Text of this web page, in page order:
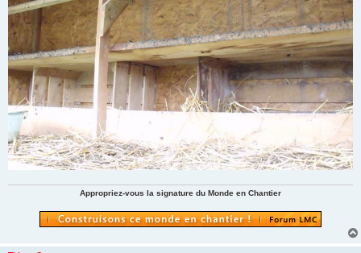
Appropriez-vous la signature du Monde en Chantier